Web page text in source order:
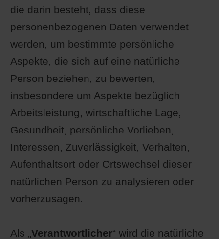
die darin besteht, dass diese
personenbezogenen Daten verwendet
werden, um bestimmte persönliche
Aspekte, die sich auf eine natürliche
Person beziehen, zu bewerten,
insbesondere um Aspekte bezüglich
Arbeitsleistung, wirtschaftliche Lage,
Gesundheit, persönliche Vorlieben,
Interessen, Zuverlässigkeit, Verhalten,
Aufenthaltsort oder Ortswechsel dieser
natürlichen Person zu analysieren oder
vorherzusagen.
Als „Verantwortlicher“ wird die natürliche